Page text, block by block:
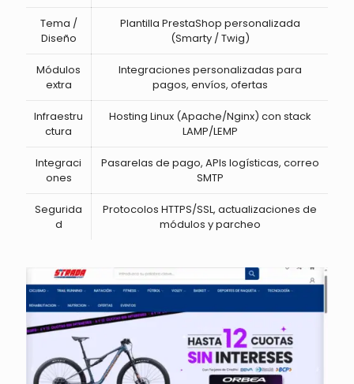
Tema /
Diseño
Plantilla PrestaShop personalizada
(Smarty / Twig)
Módulos
extra
Integraciones personalizadas para
pagos, envíos, ofertas
Infraestru
ctura
Hosting Linux (Apache/Nginx) con stack
LAMP/LEMP
Integraci
ones
Pasarelas de pago, APIs logísticas, correo
SMTP
Segurida
d
Protocolos HTTPS/SSL, actualizaciones de
módulos y parcheo